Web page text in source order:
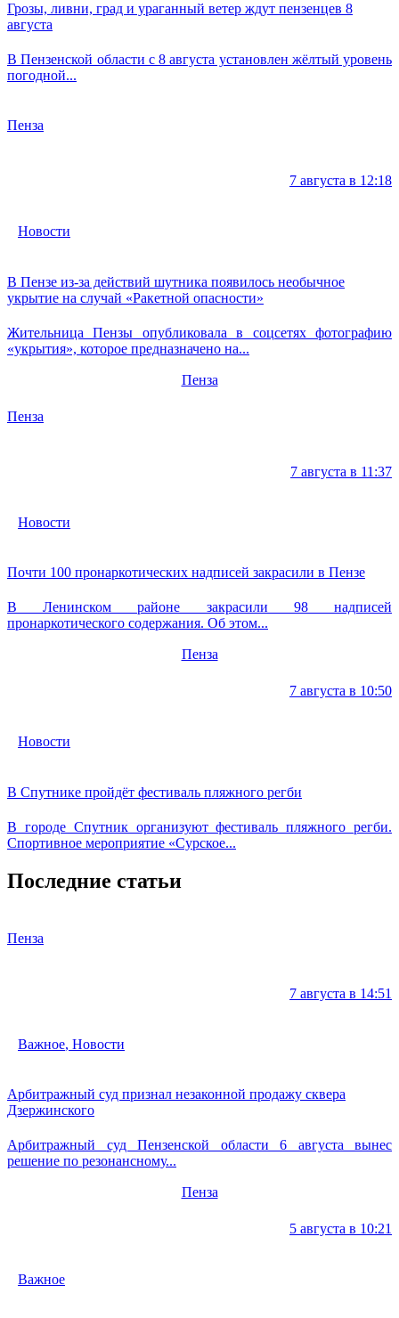
Грозы, ливни, град и ураганный ветер ждут пензенцев 8
августа
В Пензенской области с 8 августа установлен жёлтый уровень
погодной...
Пенза
7 августа в 12:18
Новости
В Пензе из-за действий шутника появилось необычное
укрытие на случай «Ракетной опасности»
Жительница Пензы опубликовала в соцсетях фотографию
«укрытия», которое предназначено на...
Пенза
Пенза
7 августа в 11:37
Новости
Почти 100 пронаркотических надписей закрасили в Пензе
В Ленинском районе закрасили 98 надписей
пронаркотического содержания. Об этом...
Пенза
7 августа в 10:50
Новости
В Спутнике пройдёт фестиваль пляжного регби
В городе Спутник организуют фестиваль пляжного регби.
Спортивное мероприятие «Сурское...
Последние статьи
Пенза
7 августа в 14:51
Важное, Новости
Арбитражный суд признал незаконной продажу сквера
Дзержинского
Арбитражный суд Пензенской области 6 августа вынес
решение по резонансному...
Пенза
5 августа в 10:21
Важное